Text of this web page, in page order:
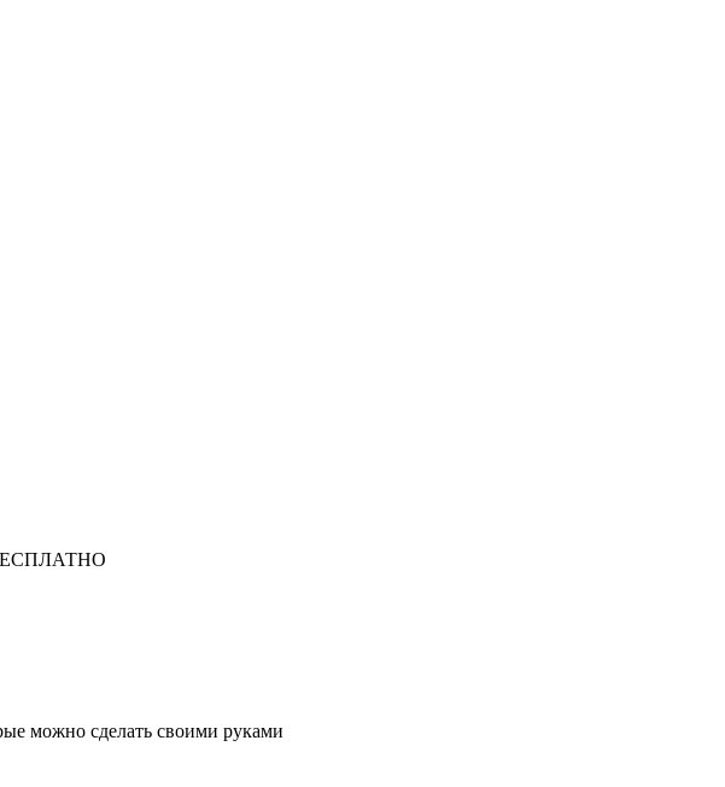
БЕСПЛАТНО
можно сделать своими руками